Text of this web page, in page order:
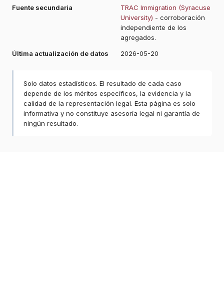
Fuente secundaria
TRAC Immigration (Syracuse
University) - corroboración
independiente de los
agregados.
Última actualización de datos
2026-05-20
Solo datos estadísticos. El resultado de cada caso
depende de los méritos específicos, la evidencia y la
calidad de la representación legal. Esta página es solo
informativa y no constituye asesoría legal ni garantía de
ningún resultado.